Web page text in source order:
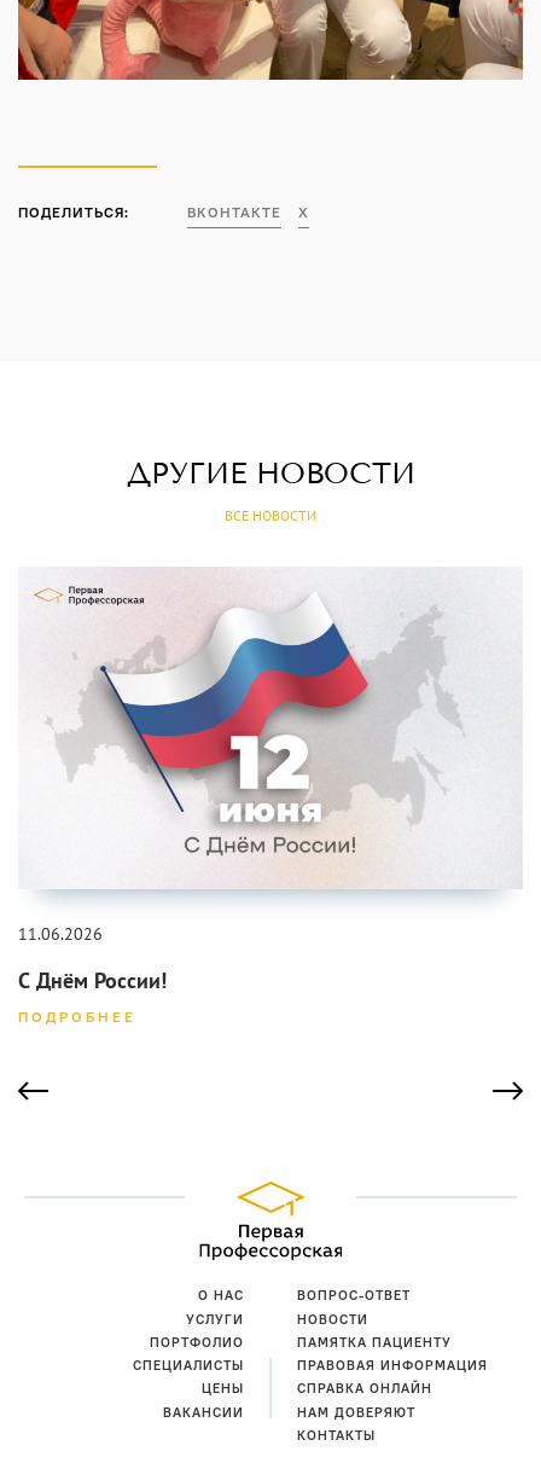
ПОДЕЛИТЬСЯ: ВКОНТАКТЕ X
ДРУГИЕ НОВОСТИ
ВСЕ НОВОСТИ
11.06.2026
С Днём России!
ПОДРОБНЕЕ
О НАС
УСЛУГИ
ПОРТФОЛИО
СПЕЦИАЛИСТЫ
ЦЕНЫ
ВАКАНСИИ
ВОПРОС-ОТВЕТ
НОВОСТИ
ПАМЯТКА ПАЦИЕНТУ
ПРАВОВАЯ ИНФОРМАЦИЯ
СПРАВКА ОНЛАЙН
НАМ ДОВЕРЯЮТ
КОНТАКТЫ